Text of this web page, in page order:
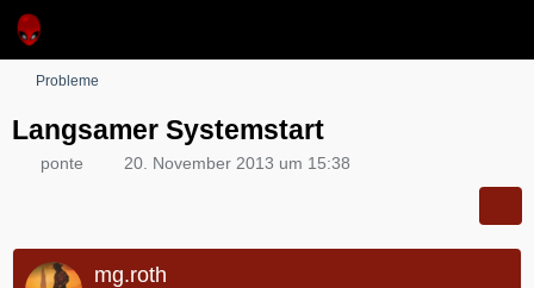
Probleme
Langsamer Systemstart
ponte 20. November 2013 um 15:38
mg.roth